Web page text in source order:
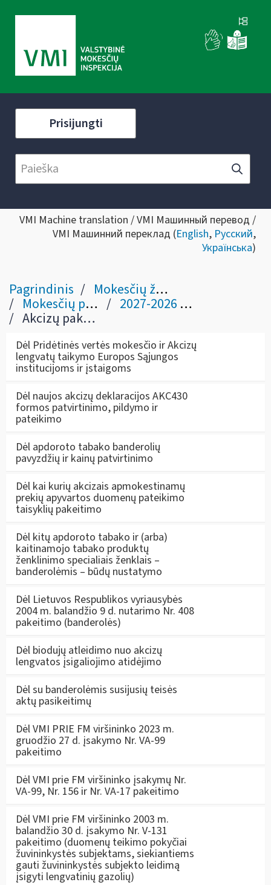
Prisijungti
VMI Machine translation / VMI Машинный перевод /
VMI Машинний переклад (English, Русский,
Українська)
Pagrindinis Mokesčių žinynas
Mokesčių pakeitimai 2027-2026 metai
Akcizų pakeitimai nuo 2025 m.
Dėl Pridėtinės vertės mokesčio ir Akcizų
lengvatų taikymo Europos Sąjungos
institucijoms ir įstaigoms
Dėl naujos akcizų deklaracijos AKC430
formos patvirtinimo, pildymo ir
pateikimo
Dėl apdoroto tabako banderolių
pavyzdžių ir kainų patvirtinimo
Dėl kai kurių akcizais apmokestinamų
prekių apyvartos duomenų pateikimo
taisyklių pakeitimo
Dėl kitų apdoroto tabako ir (arba)
kaitinamojo tabako produktų
ženklinimo specialiais ženklais –
banderolėmis – būdų nustatymo
Dėl Lietuvos Respublikos vyriausybės
2004 m. balandžio 9 d. nutarimo Nr. 408
pakeitimo (banderolės)
Dėl biodujų atleidimo nuo akcizų
lengvatos įsigaliojimo atidėjimo
Dėl su banderolėmis susijusių teisės
aktų pasikeitimų
Dėl VMI PRIE FM viršininko 2023 m.
gruodžio 27 d. įsakymo Nr. VA-99
pakeitimo
Dėl VMI prie FM viršininko įsakymų Nr.
VA-99, Nr. 156 ir Nr. VA-17 pakeitimo
Dėl VMI prie FM viršininko 2003 m.
balandžio 30 d. įsakymo Nr. V-131
pakeitimo (duomenų teikimo pokyčiai
žuvininkystės subjektams, siekiantiems
gauti žuvininkystės subjekto leidimą
įsigyti lengvatinių gazolių)